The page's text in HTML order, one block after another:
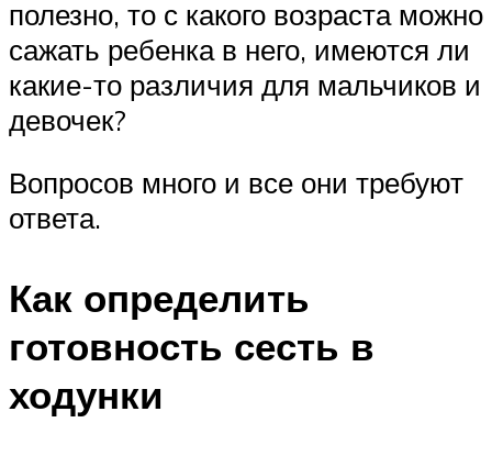
полезно, то с какого возраста можно
сажать ребенка в него, имеются ли
какие-то различия для мальчиков и
девочек?
Вопросов много и все они требуют
ответа.
Как определить
готовность сесть в
ходунки